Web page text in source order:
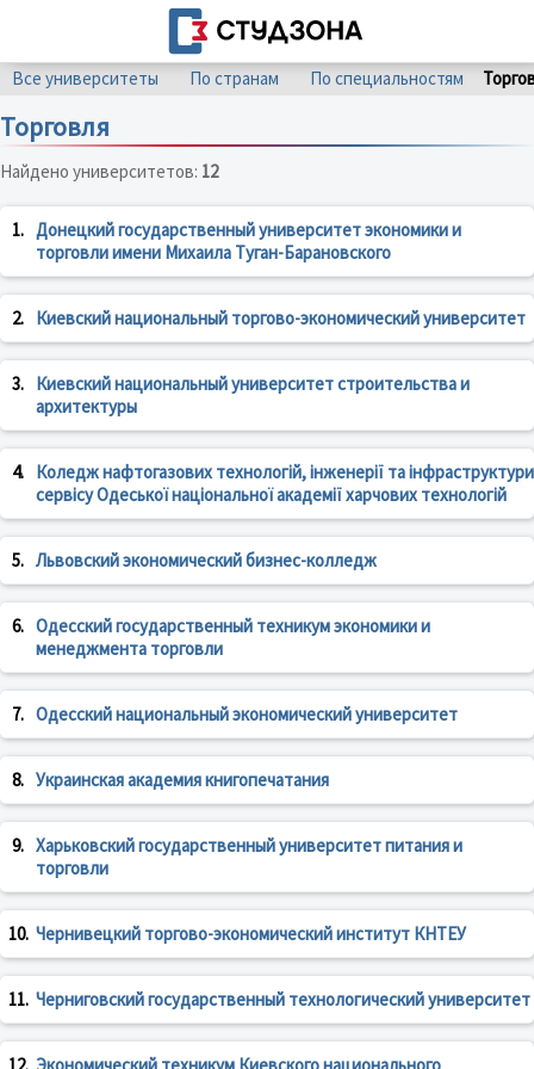
Все университеты По странам По специальностям
Торговля
Найдено университетов: 12
1. Донецкий государственный университет экономики и
торговли имени Михаила Туган-Барановского
2. Киевский национальный торгово-экономический университет
3.
Киевский национальный университет строительства и
архитектуры
4.
Коледж нафтогазових технологій, інженерії та інфраструктури
сервісу Одеської національної академії харчових технологій
5. Львовский экономический бизнес-колледж
6. Одесский государственный техникум экономики и
менеджмента торговли
7. Одесский национальный экономический университет
8. Украинская академия книгопечатания
9. Харьковский государственный университет питания и
торговли
10. Чернивецкий торгово-экономический институт КНТЕУ
11. Черниговский государственный технологический университет